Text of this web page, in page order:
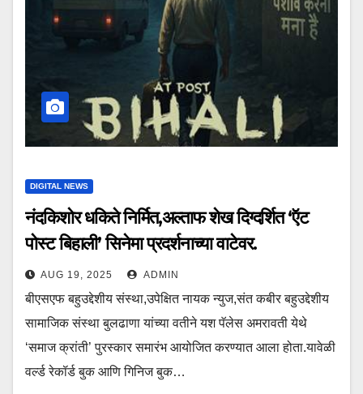
DIGITAL NEWS
नंदकिशोर धकिते निर्मित,अल्ताफ शेख दिग्दर्शित ‘ऍट
पोस्ट बिहाली’ सिनेमा प्रदर्शनाच्या वाटेवर.
AUG 19, 2025 ADMIN
बीएसएफ बहुउद्देशीय संस्था,उपेक्षित नायक न्युज,संत कबीर बहुउद्देशीय
सामाजिक संस्था बुलढाणा यांच्या वतीने यश पॅलेस अमरावती येथे
‘समाज क्रांती’ पुरस्कार समारंभ आयोजित करण्यात आला होता.यावेळी
वर्ल्ड रेकॉर्ड बुक आणि गिनिज बुक…